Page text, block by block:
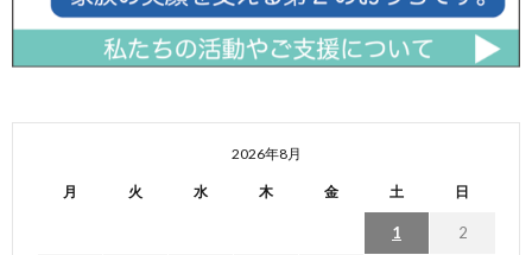
2026年8月
月 火 水 木 金 土 日
1 2